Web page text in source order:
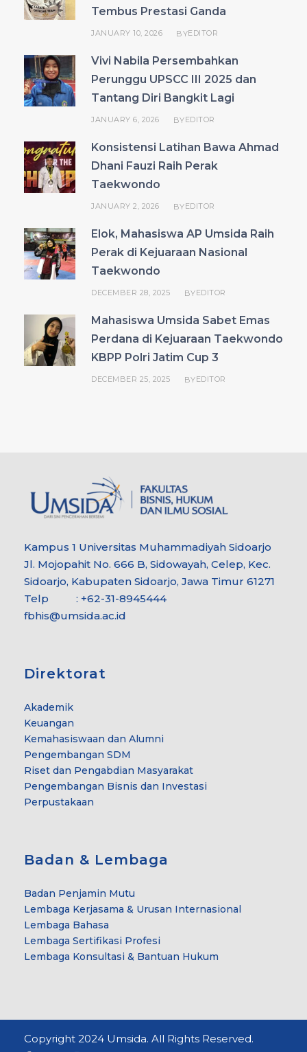
Tembus Prestasi Ganda
JANUARY 10, 2026 BYEDITOR
Vivi Nabila Persembahkan
Perunggu UPSCC III 2025 dan
Tantang Diri Bangkit Lagi
JANUARY 6, 2026 BYEDITOR
Konsistensi Latihan Bawa Ahmad
Dhani Fauzi Raih Perak
Taekwondo
JANUARY 2, 2026 BYEDITOR
Elok, Mahasiswa AP Umsida Raih
Perak di Kejuaraan Nasional
Taekwondo
DECEMBER 28, 2025 BYEDITOR
Mahasiswa Umsida Sabet Emas
Perdana di Kejuaraan Taekwondo
KBPP Polri Jatim Cup 3
DECEMBER 25, 2025 BYEDITOR
Kampus 1 Universitas Muhammadiyah Sidoarjo
Jl. Mojopahit No. 666 B, Sidowayah, Celep, Kec.
Sidoarjo, Kabupaten Sidoarjo, Jawa Timur 61271
Telp : +62-31-8945444
fbhis@umsida.ac.id
Direktorat
Akademik
Keuangan
Kemahasiswaan dan Alumni
Pengembangan SDM
Riset dan Pengabdian Masyarakat
Pengembangan Bisnis dan Investasi
Perpustakaan
Badan & Lembaga
Badan Penjamin Mutu
Lembaga Kerjasama & Urusan Internasional
Lembaga Bahasa
Lembaga Sertifikasi Profesi
Lembaga Konsultasi & Bantuan Hukum
Copyright 2024 Umsida. All Rights Reserved.